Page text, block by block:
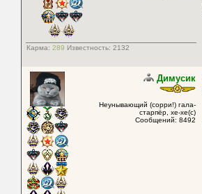
Карма: 289 Известность: 2132
Димусик
Неунывающий (сорри!) гала-
старпёр, хе-хе(с)
Сообщений: 8492